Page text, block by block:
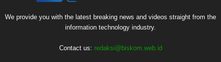
We provide you with the latest breaking news and videos straight from the
information technology industry.
Contact us: redaksi@biskom.web.id